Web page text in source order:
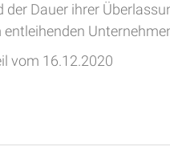
Dauer ihrer
vom 16.12.2020